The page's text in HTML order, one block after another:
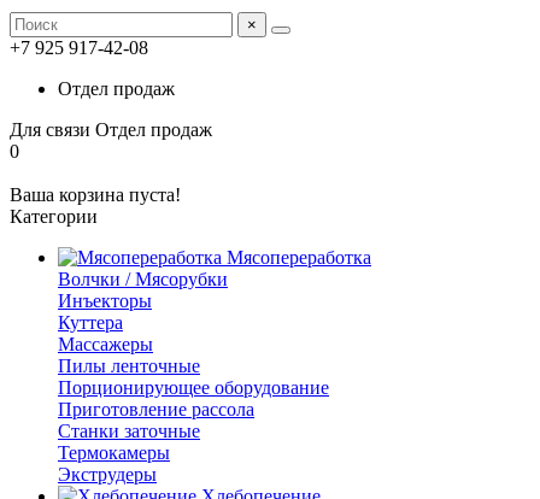
×
+7 925 917-42-08
Отдел продаж
Для связи Отдел продаж
0
Ваша корзина пуста!
Категории
Мясопереработка
Волчки / Мясорубки
Инъекторы
Куттера
Массажеры
Пилы ленточные
Порционирующее оборудование
Приготовление рассола
Станки заточные
Термокамеры
Экструдеры